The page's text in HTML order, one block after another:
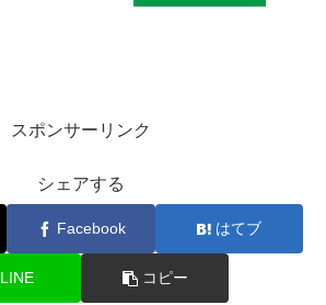
スポンサーリンク
シェアする
Facebook はてブ
LINE コピー